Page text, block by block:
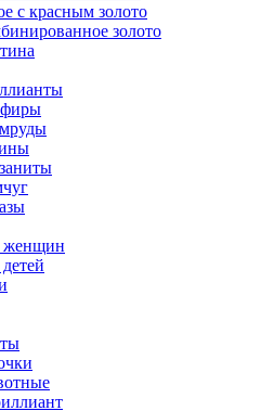
с красным золото
золото
женщин